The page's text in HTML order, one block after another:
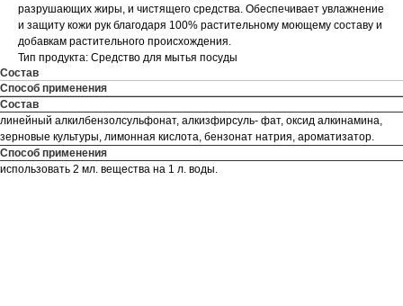
разрушающих жиры, и чистящего средства. Обеспечивает увлажнение
и защиту кожи рук благодаря 100% растительному моющему составу и
добавкам растительного происхождения.
Тип продукта: Средство для мытья посуды
Состав
Способ применения
Состав
линейный алкилбензолсульфонат, алкизфирсуль- фат, оксид алкинамина,
зерновые культуры, лимонная кислота, бензонат натрия, ароматизатор.
Способ применения
использовать 2 мл. вещества на 1 л. воды.